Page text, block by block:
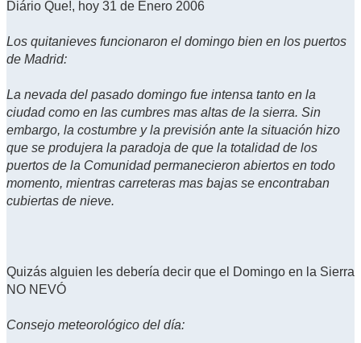
Diário Que!, hoy 31 de Enero 2006
Los quitanieves funcionaron el domingo bien en los puertos
de Madrid:
La nevada del pasado domingo fue intensa tanto en la
ciudad como en las cumbres mas altas de la sierra. Sin
embargo, la costumbre y la previsión ante la situación hizo
que se produjera la paradoja de que la totalidad de los
puertos de la Comunidad permanecieron abiertos en todo
momento, mientras carreteras mas bajas se encontraban
cubiertas de nieve.
Quizás alguien les debería decir que el Domingo en la Sierra
NO NEVÓ
Consejo meteorológico del día: